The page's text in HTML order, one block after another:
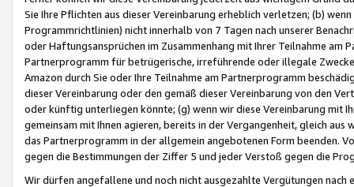
Sie Ihre Pflichten aus dieser Vereinbarung erheblich verletzen; (b)
Programmrichtlinien) nicht innerhalb von 7 Tagen nach unserer
oder Haftungsansprüchen im Zusammenhang mit Ihrer Teilnahme am
Partnerprogramm für betrügerische, irreführende oder illegale
Amazon durch Sie oder Ihre Teilnahme am Partnerprogramm
dieser Vereinbarung oder den gemäß dieser Vereinbarung von den
oder künftig unterliegen könnte; (g) wenn wir diese Vereinbarung mit
gemeinsam mit Ihnen agieren, bereits in der Vergangenheit, gleich
das Partnerprogramm in der allgemein angebotenen Form beenden.
gegen die Bestimmungen der Ziffer 5 und jeder Verstoß gegen die
Wir dürfen angefallene und noch nicht ausgezahlte Vergütungen